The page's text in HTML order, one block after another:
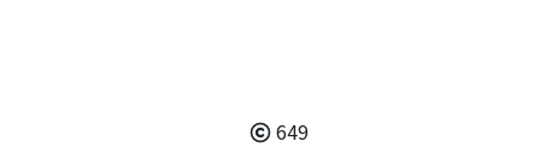
649